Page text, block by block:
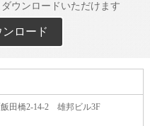
ウンロードいただけます
ロード
飯田橋2-14-2 雄邦ビル3F